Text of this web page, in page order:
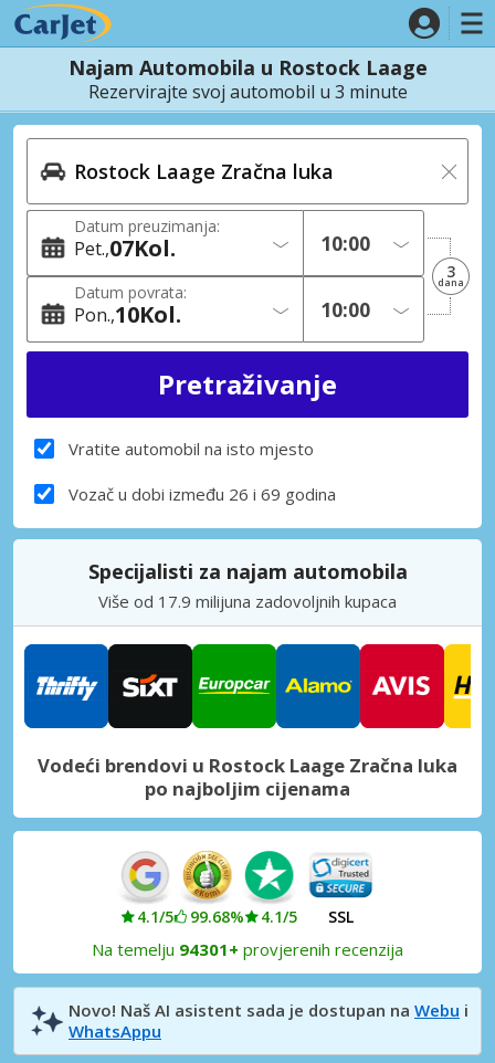
Najam Automobila u Rostock Laage
Rezervirajte svoj automobil u 3 minute
Datum preuzimanja:
Pet. 07Kol.
Datum povrata:
Pon. 10Kol.
3
dana
Vratite automobil na isto mjesto
Vozač u dobi između 26 i 69 godina
Specijalisti za najam automobila
Više od 17.9 milijuna zadovoljnih kupaca
Vodeći brendovi u Rostock Laage Zračna luka
po najboljim cijenama
4.1/5 99.68% 4.1/5 SSL
Na temelju 94301+ provjerenih recenzija
Novo! Naš AI asistent sada je dostupan na Webu i
WhatsAppu